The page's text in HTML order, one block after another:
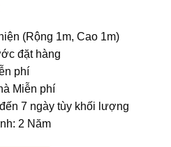
hiện
(Rộng 1m, Cao 1m)
đặt hàng
phí
Miễn phí
7 ngày tùy khối lượng
2 Năm